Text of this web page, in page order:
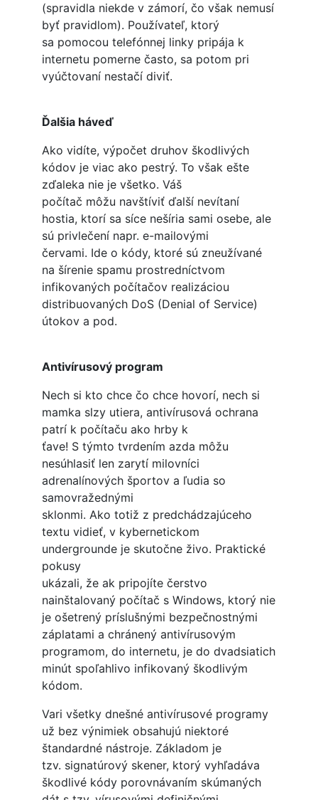
(spravidla niekde v zámorí, čo však nemusí
byť pravidlom). Používateľ, ktorý
sa pomocou telefónnej linky pripája k
internetu pomerne často, sa potom pri
vyúčtovaní nestačí diviť.
Ďalšia háveď
Ako vidíte, výpočet druhov škodlivých
kódov je viac ako pestrý. To však ešte
zďaleka nie je všetko. Váš
počítač môžu navštíviť ďalší nevítaní
hostia, ktorí sa síce nešíria sami osebe, ale
sú privlečení napr. e-mailovými
červami. Ide o kódy, ktoré sú zneužívané
na šírenie spamu prostredníctvom
infikovaných počítačov realizáciou
distribuovaných DoS (Denial of Service)
útokov a pod.
Antivírusový program
Nech si kto chce čo chce hovorí, nech si
mamka slzy utiera, antivírusová ochrana
patrí k počítaču ako hrby k
ťave! S týmto tvrdením azda môžu
nesúhlasiť len zarytí milovníci
adrenalínových športov a ľudia so
samovražednými
sklonmi. Ako totiž z predchádzajúceho
textu vidieť, v kybernetickom
undergrounde je skutočne živo. Praktické
pokusy
ukázali, že ak pripojíte čerstvo
nainštalovaný počítač s Windows, ktorý nie
je ošetrený príslušnými bezpečnostnými
záplatami a chránený antivírusovým
programom, do internetu, je do dvadsiatich
minút spoľahlivo infikovaný škodlivým
kódom.
Vari všetky dnešné antivírusové programy
už bez výnimiek obsahujú niektoré
štandardné nástroje. Základom je
tzv. signatúrový skener, ktorý vyhľadáva
škodlivé kódy porovnávaním skúmaných